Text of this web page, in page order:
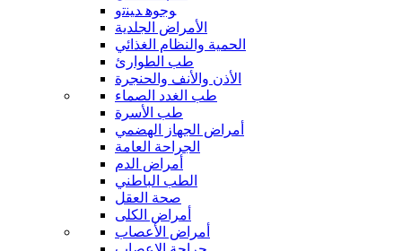
ﻮﺟﻮﻫ ﺪﻴﻨﺗﻭ
الأمراض الجلدية
الحمية والنظام الغذائي
طب الطوارئ
الأذن والأنف والحنجرة
طب الغدد الصماء
طب الأسرة
أمراض الجهاز الهضمي
الجراحة العامة
أمراض الدم
الطب الباطني
صحة العقل
أمراض الكلى
أمراض الأعصاب